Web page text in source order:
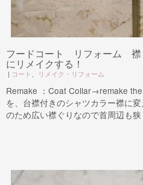
フードコート リフォーム
にリメイクする！
| コート リメイク・リフォーム
Remake ：Coat Collar→remake
を、台襟付きのシャツカラー襟に
のため広い襟ぐりなので首周辺も